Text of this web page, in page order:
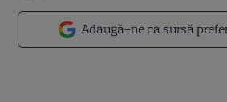
Adaugă-ne ca sursă